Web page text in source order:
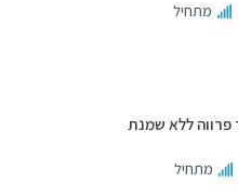
מתחיל
פרווה ללא שמנת
מתחיל